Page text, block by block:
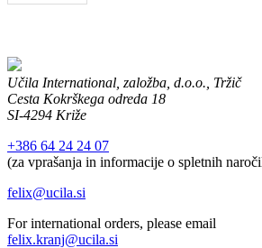
Učila International, založba, d.o.o., Tržič
Cesta Kokrškega odreda 18
SI-4294 Križe
+386 64 24 24 07
(za vprašanja in informacije o spletnih
felix@ucila.si
For international orders, please email
felix.kranj@ucila.si